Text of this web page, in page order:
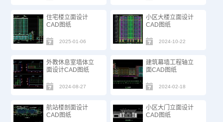
住宅楼立面设计
CAD图纸
2025-01-06
小区大楼立面设计
CAD图纸
2024-10-22
外教休息室墙体立
面设计CAD图纸
2024-08-27
建筑幕墙工程轴立
面CAD图纸
2024-02-18
航站楼剖面设计
CAD图纸
小区大门立面设计
CAD图纸